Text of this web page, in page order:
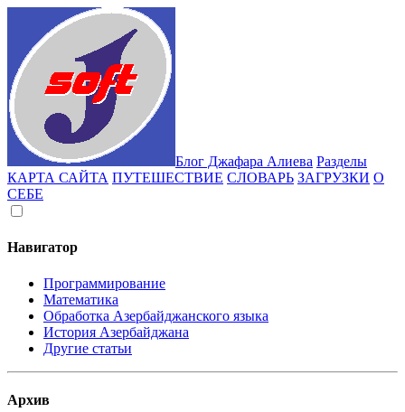
Блог Джафара Алиева Разделы
КАРТА САЙТА ПУТЕШЕСТВИЕ СЛОВАРЬ ЗАГРУЗКИ О
СЕБЕ
Навигатор
Программирование
Математика
Обработка Азербайджанского языка
История Азербайджана
Другие статьи
Архив